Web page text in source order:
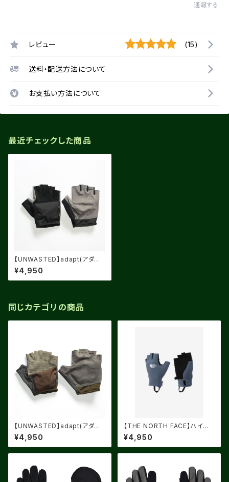
通報する
レビュー (15)
送料・配送方法について
お支払い方法について
最近チェックした商品
【UNWASTED】adapt(アダプ
ト) BLACK
¥4,950
同じカテゴリの商品
【UNWASTED】adapt(アダプ
ト) KHAKI
¥4,950
【THE NORTH FACE】ハイカ
ーズフィンガーレスグローブ（ユ
ニセックス）
¥4,950